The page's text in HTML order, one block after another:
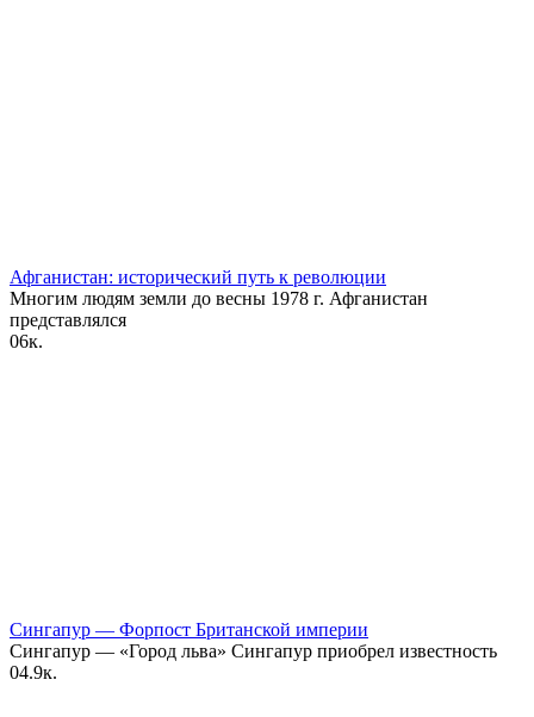
Афганистан: исторический путь к революции
Многим людям земли до весны 1978 г. Афганистан
представлялся
06к.
Сингапур — Форпост Британской империи
Сингапур — «Город льва» Сингапур приобрел известность
04.9к.